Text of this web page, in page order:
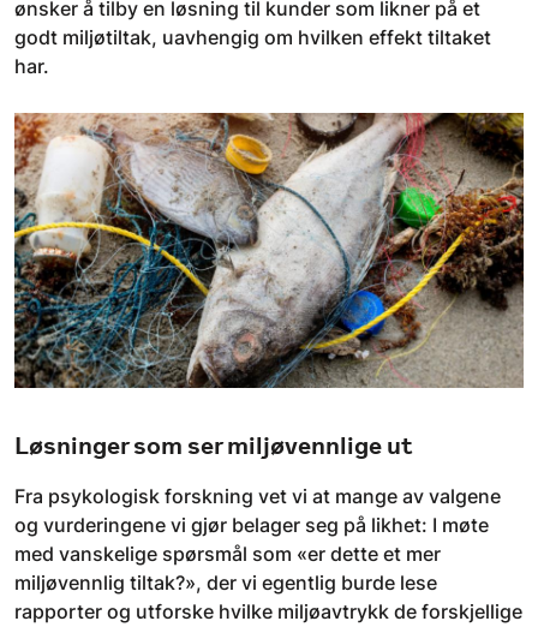
ønsker å tilby en løsning til kunder som likner på et
godt miljøtiltak, uavhengig om hvilken effekt tiltaket
har.
Løsninger som ser miljøvennlige ut
Fra psykologisk forskning vet vi at mange av valgene
og vurderingene vi gjør belager seg på likhet: I møte
med vanskelige spørsmål som «er dette et mer
miljøvennlig tiltak?», der vi egentlig burde lese
rapporter og utforske hvilke miljøavtrykk de forskjellige